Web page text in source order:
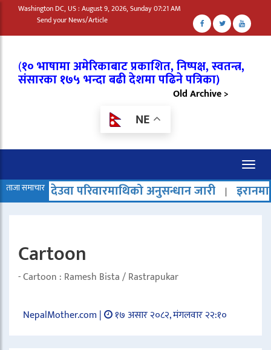
Washington DC, US : August 9, 2026, Sunday 07:21 AM
Send your News/Article
(१० भाषामा अमेरिकाबाट प्रकाशित, निष्पक्ष, स्वतन्त्र,
संसारका १७५ भन्दा बढी देशमा पढिने पत्रिका)
Old Archive >
NE
ताजा समाचार
परिवारमाथिको अनुसन्धान जारी | इरानमा मृत्युदण्ड
Cartoon
- Cartoon : Ramesh Bista / Rastrapukar
NepalMother.com | १७ असार २०८२, मंगलवार २२:१०